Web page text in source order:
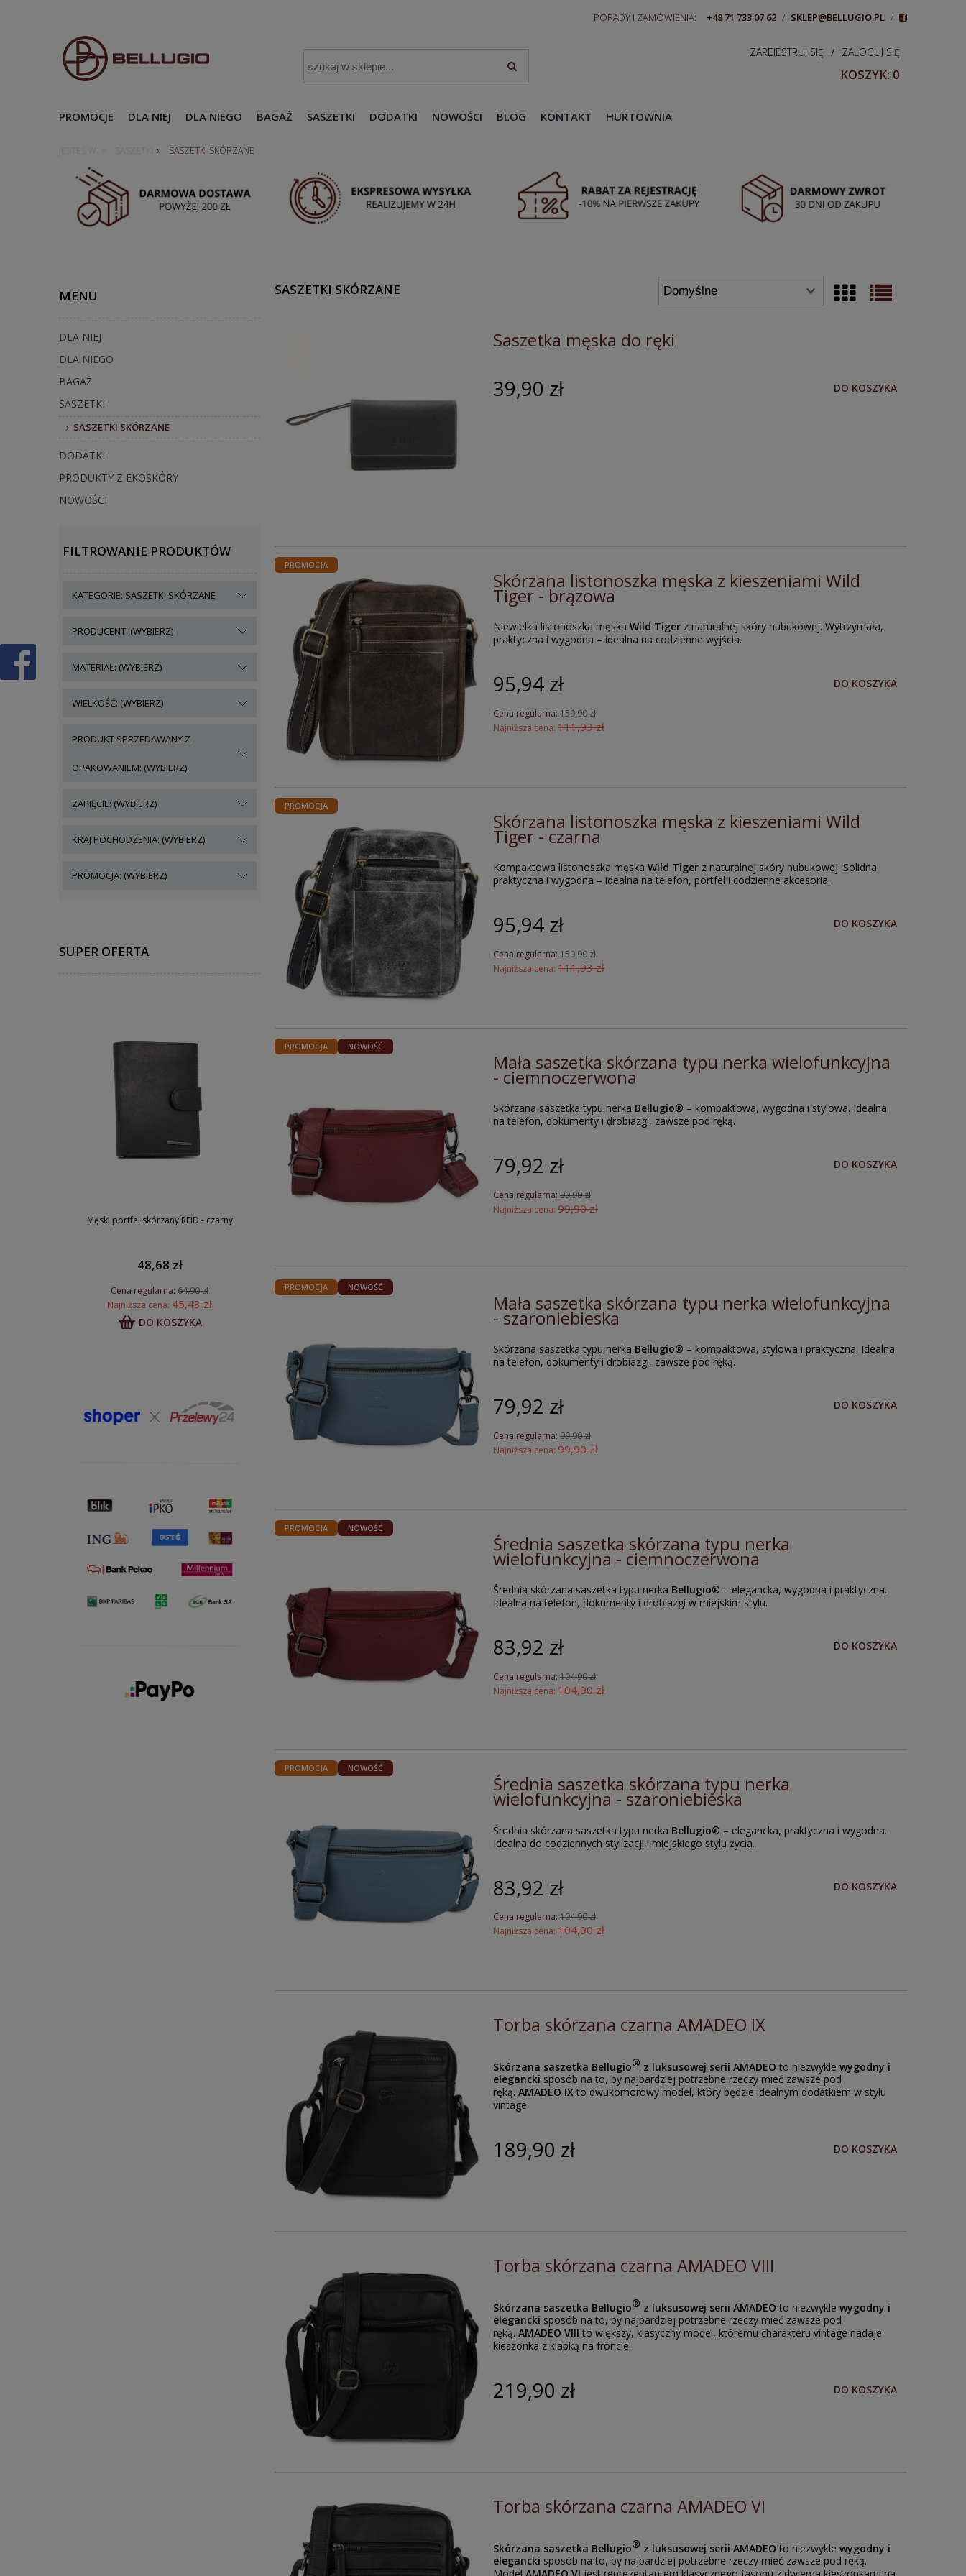
PORADY I ZAMÓWIENIA: +48 71 733 07 62 / SKLEP@BELLUGIO.PL /
ZAREJESTRUJ SIĘ / ZALOGUJ SIĘ
KOSZYK: 0
PROMOCJE DLA NIEJ DLA NIEGO BAGAŻ SASZETKI DODATKI NOWOŚCI BLOG KONTAKT HURTOWNIA
» SASZETKI SKÓRZANE
MENU
DLA NIEJ
DLA NIEGO
BAGAŻ
SASZETKI
SASZETKI SKÓRZANE
DODATKI
PRODUKTY Z EKOSKÓRY
NOWOŚCI
FILTROWANIE PRODUKTÓW
KATEGORIE: SASZETKI SKÓRZANE
PRODUCENT: (WYBIERZ)
MATERIAŁ: (WYBIERZ)
WIELKOŚĆ: (WYBIERZ)
PRODUKT SPRZEDAWANY Z
OPAKOWANIEM: (WYBIERZ)
ZAPIĘCIE: (WYBIERZ)
KRAJ POCHODZENIA: (WYBIERZ)
PROMOCJA: (WYBIERZ)
SUPER OFERTA
Męski portfel skórzany RFID - czarny
48,68 zł
Cena regularna: 64,90 zł
Najniższa cena: 45,43 zł
DO KOSZYKA
SASZETKI SKÓRZANE
Saszetka męska do ręki
39,90 zł DO KOSZYKA
Skórzana listonoszka męska z kieszeniami Wild
Tiger - brązowa
Niewielka listonoszka męskaWild Tiger z naturalnej skóry nubukowej. Wytrzymała,
praktyczna i wygodna – idealna na codzienne wyjścia.
95,94 zł
Cena regularna:159,90 zł
Najniższa cena:111,93 zł
DO KOSZYKA
PROMOCJA
Skórzana listonoszka męska z kieszeniami Wild
Tiger - czarna
Kompaktowa listonoszka męskaWild Tiger z naturalnej skóry nubukowej. Solidna,
praktyczna i wygodna – idealna na telefon, portfel i codzienne akcesoria.
95,94 zł
Cena regularna:159,90 zł
Najniższa cena:111,93 zł
DO KOSZYKA
PROMOCJA
Mała saszetka skórzana typu nerka wielofunkcyjna
- ciemnoczerwona
Skórzana saszetka typu nerka Bellugio® – kompaktowa, wygodna i stylowa. Idealna
na telefon, dokumenty i drobiazgi, zawsze pod ręką.
79,92 zł
Cena regularna:99,90 zł
Najniższa cena:99,90 zł
DO KOSZYKA
PROMOCJA NOWOŚĆ
Mała saszetka skórzana typu nerka wielofunkcyjna
- szaroniebieska
Skórzana saszetka typu nerka Bellugio® – kompaktowa, stylowa i praktyczna. Idealna
na telefon, dokumenty i drobiazgi, zawsze pod ręką.
79,92 zł
Cena regularna:99,90 zł
Najniższa cena:99,90 zł
DO KOSZYKA
PROMOCJA NOWOŚĆ
Średnia saszetka skórzana typu nerka
wielofunkcyjna - ciemnoczerwona
Średnia skórzana saszetka typu nerka Bellugio® – elegancka, wygodna i praktyczna.
Idealna na telefon, dokumenty i drobiazgi w miejskim stylu.
83,92 zł
Cena regularna:104,90 zł
Najniższa cena:104,90 zł
DO KOSZYKA
PROMOCJA NOWOŚĆ
Średnia saszetka skórzana typu nerka
wielofunkcyjna - szaroniebieska
Średnia skórzana saszetka typu nerka Bellugio® – elegancka, praktyczna i wygodna.
Idealna do codziennych stylizacji i miejskiego stylu życia.
83,92 zł
Cena regularna:104,90 zł
Najniższa cena:104,90 zł
DO KOSZYKA
PROMOCJA NOWOŚĆ
Torba skórzana czarna AMADEO IX
Skórzana saszetka Bellugio® z luksusowej serii AMADEO to niezwyklewygodny i
elegancki sposób na to, by najbardziej potrzebne rzeczy mieć zawsze pod
ręką.AMADEO IX to dwukomorowy model, który będzie idealnym dodatkiem w stylu
vintage.
189,90 zł DO KOSZYKA
Torba skórzana czarna AMADEO VIII
Skórzana saszetka Bellugio® z luksusowej serii AMADEO to niezwyklewygodny i
elegancki sposób na to, by najbardziej potrzebne rzeczy mieć zawsze pod
ręką.AMADEO VIIIto większy, klasyczny model, któremu charakteru vintage nadaje
kieszonka z klapką na froncie.
219,90 zł DO KOSZYKA
Torba skórzana czarna AMADEO VI
Skórzana saszetka Bellugio® z luksusowej serii AMADEO to niezwyklewygodny i
elegancki sposób na to, by najbardziej potrzebne rzeczy mieć zawsze pod ręką.